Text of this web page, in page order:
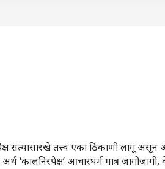
सत्यासारखे तत्त्व एका ठिकाणी लागू असून
‌‘कालनिरपेक्ष‌’ आचारधर्म मात्र